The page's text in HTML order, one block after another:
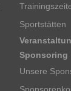
Sportstätten
Sponsoring
Unsere